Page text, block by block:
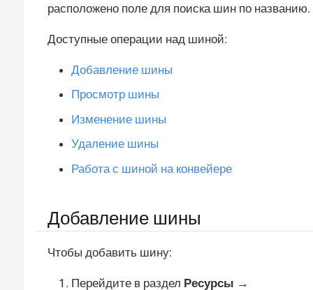
расположено поле для поиска шин по названию.
Доступные операции над шиной:
Добавление шины
Просмотр шины
Изменение шины
Удаление шины
Работа с шиной на конвейере
Добавление шины
Чтобы добавить шину:
Перейдите в раздел Ресурсы →